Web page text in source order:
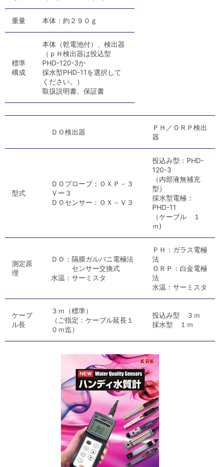
重量 本体：約２９０ｇ
標準
構成
本体（乾電池付）、検出器
（ｐＨ検出器は投込型
PHD-120-3か
採水型PHD-11を選択して
ください。）
取扱説明書、保証書
ＤＯ検出器
ＰＨ／ＯＲＰ検出
器
型式
ＤＯプローブ：ＯＸＰ－３
Ｖー３
ＤＯセンサー：ＯＸ－Ｖ３
投込み型：PHD-
120-3
（内部液無補充
型）
採水型電極：
PHD-11
（ケーブル １
ｍ)
測定原
理
ＤＯ：隔膜ガルバニ電極法
センサー交換式
水温：サーミスタ
ＰＨ：ガラス電極
法
ＯＲＰ：白金電極
法
水温：サーミスタ
ケーブ
ル長
３ｍ（標準）
（ご指定：ケーブル延長１
０ｍ迄）
投込み型 ３ｍ
採水型 １ｍ